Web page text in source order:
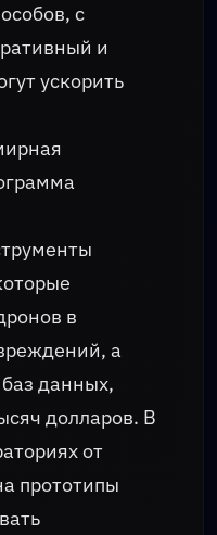
с
и
ускорить
в
а
данных,
долларов. В
от
прототипы